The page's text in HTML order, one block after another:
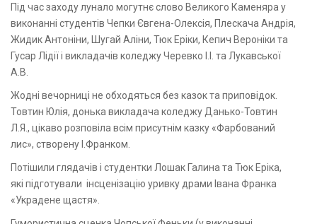
Під час заходу лунало могутнє слово Великого Каменяра у
виконанні студентів Чепки Євгена-Олексія, Плескача Андрія,
Жидик Антоніни, Шугай Аліни, Тюк Еріки, Кепич Вероніки та
Гусар Лідії і викладачів коледжу Черевко І.І. та Лукавської
А.В.
Жодні вечорниці не обходяться без казок та приповідок.
Товтин Юлія, донька викладача коледжу Данько-Товтин
Л.Я., цікаво розповіла всім присутнім казку «Фарбований
лис», створену І.Франком.
Потішили глядачів і студентки Лошак Галина та Тюк Еріка,
які підготували інсценізацію уривку драми Івана Франка
«Украдене щастя».